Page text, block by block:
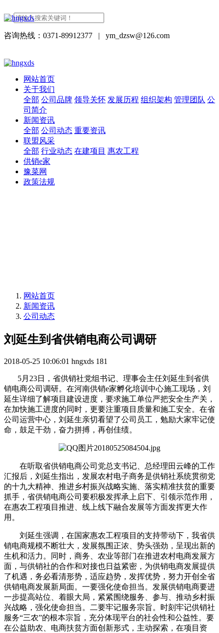
咨询热线：0371-89912377 | ym_dzsw@126.com
网站首页
关于我们
全部 公司品牌 领导关怀 发展历程 组织架构 管理团队 公
司简介
新闻资讯
全部 公司动态 重要资讯
联盟风采
全部 行业动态 在建项目 惠农工程
供销e家
豫菜网
政策法规
网站首页
新闻资讯
公司动态
刘延生到省供销电商公司调研
2018-05-25 10:06:01 hngxds 181
5月23日，省供销社党组书记、理事会主任刘延生到省供
销电商公司调研。在河南供销e家孵化培训中心施工现场，刘
延生详细了解项目建设进度，要求施工单位严把安全生产关，
在加快施工进度的同时，更要注重项目质量和施工安全。在省
公司运营中心，刘延生亲切看望了公司员工，勉励大家牢记使
命，鼓足干劲，奋力拼搏，再创佳绩。
在听取省供销电商公司党总支书记、总经理田云峰的工作
汇报后，刘延生指出，发展农村电子商务是供销社系统贯彻党
的十九大精神、推进乡村振兴战略实施、落实精准扶贫的重要
抓手，省供销电商公司要积极发挥承上启下、引领示范作用，
在惠农工程项目推进、线上线下融合发展等方面发挥更大作
用。
刘延生强调，在国家惠农工程项目的支持带动下，我省供
销电商规模不断壮大，发展氛围正浓、势头强劲，呈现出新的
生机和活力。同时，商务、农业等部门在推进农村电商发展方
面，与供销社的合作和对接也日益紧密，为供销电商发展提供
了机遇，务必看清形势，适应趋势，发挥优势，努力开创全省
供销电商发展新局面。一要强化使命担当。发展供销电商要进
一步提高站位、着眼大局，紧紧围绕服务、参与、推动乡村振
兴战略，强化使命担当。二要牢记服务宗旨。时刻牢记供销社
服务“三农”的根本宗旨，充分体现平台的社会性和公益性。要
在公益助农、电商扶贫方面创新形式，主动探索，在项目资